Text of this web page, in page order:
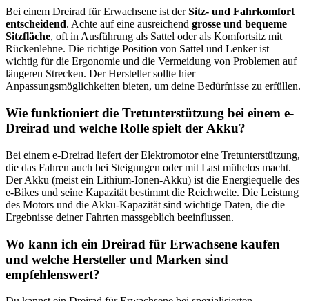
Bei einem Dreirad für Erwachsene ist derSitz- und Fahrkomfort
entscheidend. Achte auf eine ausreichend grosse und bequeme
Sitzfläche, oft in Ausführung als Sattel oder als Komfortsitz mit
Rückenlehne. Die richtige Position von Sattel und Lenker ist
wichtig für die Ergonomie und die Vermeidung von Problemen auf
längeren Strecken. Der Hersteller sollte hier
Anpassungsmöglichkeiten bieten, um deine Bedürfnisse zu erfüllen.
Wie funktioniert die Tretunterstützung bei einem e-
Dreirad und welche Rolle spielt der Akku?
Bei einem e-Dreirad liefert der Elektromotor eine Tretunterstützung,
die das Fahren auch bei Steigungen oder mit Last mühelos macht.
Der Akku (meist ein Lithium-Ionen-Akku) ist die Energiequelle des
e-Bikes und seine Kapazität bestimmt die Reichweite. Die Leistung
des Motors und die Akku-Kapazität sind wichtige Daten, die die
Ergebnisse deiner Fahrten massgeblich beeinflussen.
Wo kann ich ein Dreirad für Erwachsene kaufen
und welche Hersteller und Marken sind
empfehlenswert?